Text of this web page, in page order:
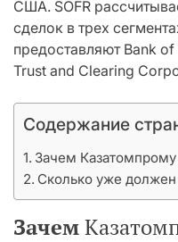
США. SOFR
сделок в трех
предоставляют Bank
Trust and Clearing
Содержание
Зачем Казатомпрому
Сколько уже
Зачем